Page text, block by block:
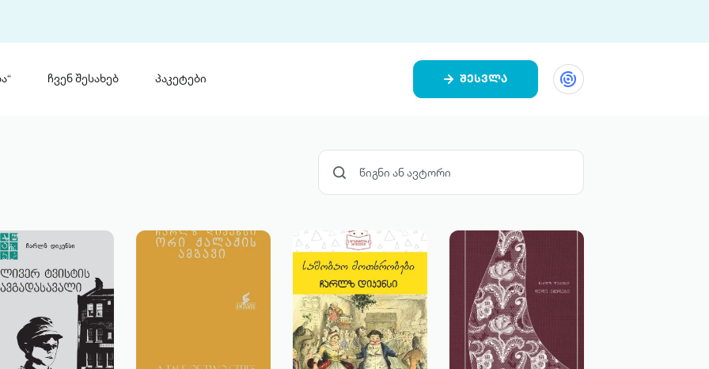
ჩვენ შესახებ პაკეტები შესვლა
თინეთი 9 ციფრულ პლატფორმასა და 5